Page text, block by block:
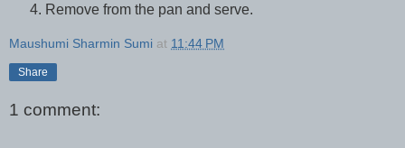
Remove from the pan and serve.
Maushumi Sharmin Sumi at 11:44 PM
Share
1 comment: